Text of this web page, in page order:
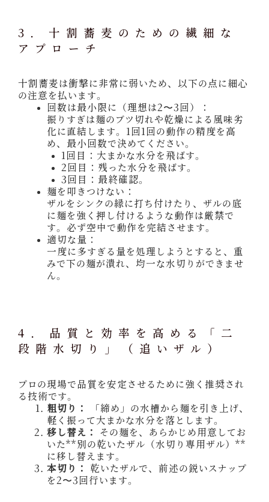
3. 十割蕎麦のための繊細な
アプローチ
十割蕎麦は衝撃に非常に弱いため、以下の点に細心
の注意を払います。
回数は最小限に（理想は2〜3回）：
振りすぎは麺のブツ切れや乾燥による風味劣
化に直結します。1回1回の動作の精度を高
め、最小回数で決めてください。
1回目：大まかな水分を飛ばす。
2回目：残った水分を飛ばす。
3回目：最終確認。
麺を叩きつけない：
ザルをシンクの縁に打ち付けたり、ザルの底
に麺を強く押し付けるような動作は厳禁で
す。必ず空中で動作を完結させます。
適切な量：
一度に多すぎる量を処理しようとすると、重
みで下の麺が潰れ、均一な水切りができませ
ん。
4. 品質と効率を高める「二
段階水切り」（追いザル）
プロの現場で品質を安定させるために強く推奨され
る技術です。
粗切り：
「締め」の水槽から麺を引き上げ、
軽く振って大まかな水分を落とします。
移し替え：
その麺を、あらかじめ用意してお
いた**別の乾いたザル（水切り専用ザル）**
に移し替えます。
本切り：
乾いたザルで、前述の鋭いスナップ
を2〜3回行います。